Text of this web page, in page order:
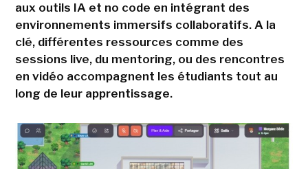
aux outils IA et no code en intégrant des
environnements immersifs collaboratifs. A la
clé, différentes ressources comme des
sessions live, du mentoring, ou des rencontres
en vidéo accompagnent les étudiants tout au
long de leur apprentissage.